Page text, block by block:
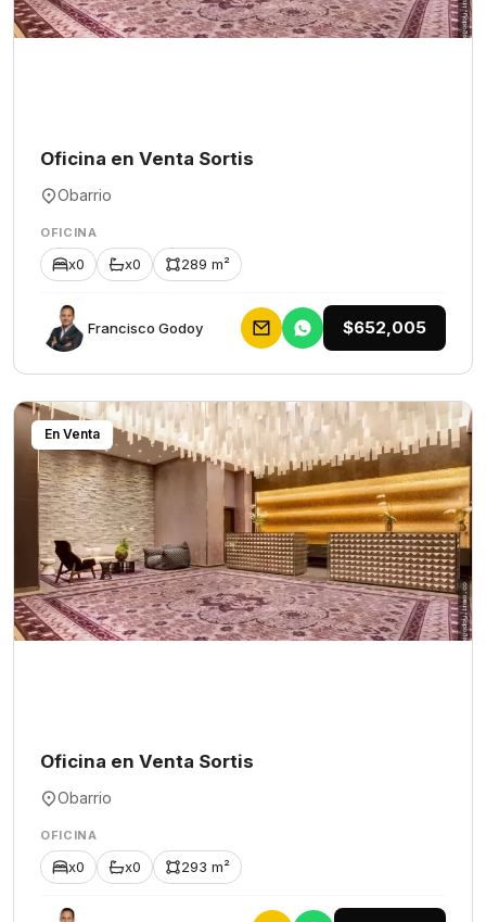
Oficina en Venta Sortis
Obarrio
OFICINA
x0 x0 289 m²
Francisco Godoy $652,005
En Venta
Oficina en Venta Sortis
Obarrio
OFICINA
x0 x0 293 m²